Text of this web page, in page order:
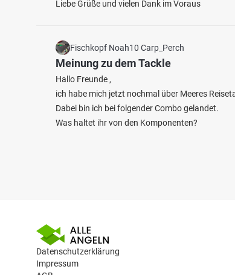
Liebe Grüße und vielen Dank im Voraus
Fischkopf Noah10 Carp_Perch
Meinung zu dem Tackle
Hallo Freunde ,
ich habe mich jetzt nochmal über Meeres
Dabei bin ich bei folgender Combo gelandet.
Was haltet ihr von den Komponenten?
Datenschutzerklärung
Impressum